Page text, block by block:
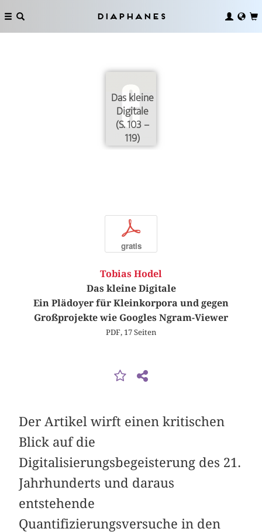
Diaphanes
Das kleine
Digitale
(S. 103 –
119)
p
gratis
Tobias Hodel
Das kleine Digitale
Ein Plädoyer für Kleinkorpora und gegen
Großprojekte wie Googles Ngram-Viewer
PDF, 17 Seiten
Der Artikel wirft einen kritischen
Blick auf die
Digitalisierungsbegeisterung des 21.
Jahrhunderts und daraus
entstehende
Quantifizierungsversuche in den